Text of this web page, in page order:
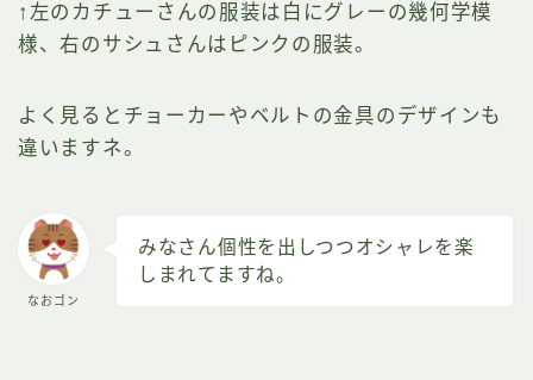
↑左のカチューさんの服装は白にグレーの幾何学模
様、右のサシュさんはピンクの服装。
よく見るとチョーカーやベルトの金具のデザインも
違いますネ。
なおゴン
みなさん個性を出しつつオシャレを楽
しまれてますね。